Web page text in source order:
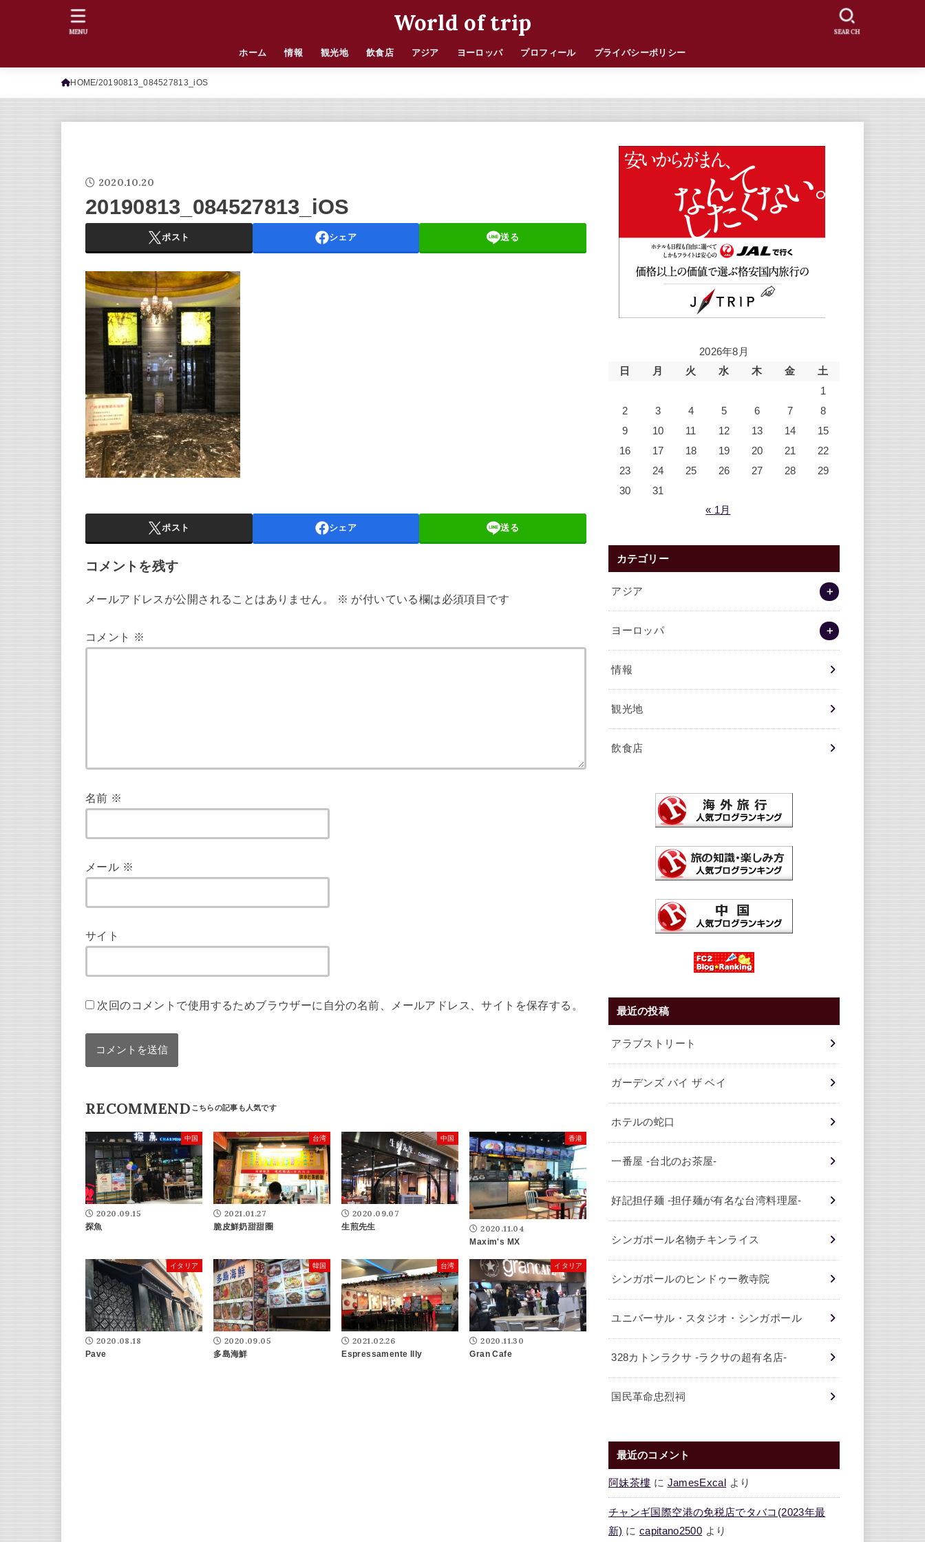
World of trip
ホーム 情報 観光地 飲食店 アジア ヨーロッパ プロフィール プライバシーポリシー
SEARCH
MENU
HOME 20190813_084527813_iOS
2020.10.20
20190813_084527813_iOS
ポスト シェア 送る
ポスト シェア 送る
コメントを残す
メールアドレスが公開されることはありません。 ※ が付いている欄は必須項目です
コメント ※
名前 ※
メール ※
サイト
次回のコメントで使用するためブラウザーに自分の名前、メールアドレス、サイトを保存する。
RECOMMEND
中国
2020.09.15
探魚
台湾
2021.01.27
脆皮鮮奶甜甜圈
中国
2020.09.07
生煎先生
香港
2020.11.04
Maxim's MX
イタリア
2020.08.18
Pave
韓国
2020.09.05
多島海鮮
台湾
2021.02.26
Espressamente Illy
イタリア
2020.11.30
Gran Cafe
2026年8月
日
月 火 水 木 金
土
1
2
3 4 5 6 7
8
9
10 11 12 13 14
15
16
17 18 19 20 21
22
23
24 25 26 27 28
29
30
31
« 1月
カテゴリー
アジア
ヨーロッパ
情報
観光地
飲食店
最近の投稿
アラブストリート
ガーデンズ バイ ザ ベイ
ホテルの蛇口
一番屋 -台北のお茶屋-
好記担仔麺 -担仔麺が有名な台湾料理屋-
シンガポール名物チキンライス
シンガポールのヒンドゥー教寺院
ユニバーサル・スタジオ・シンガポール
328カトンラクサ -ラクサの超有名店-
国民革命忠烈祠
最近のコメント
阿妹茶樓 に JamesExcal より
チャンギ国際空港の免税店でタバコ(2023年最
新) に capitano2500 より